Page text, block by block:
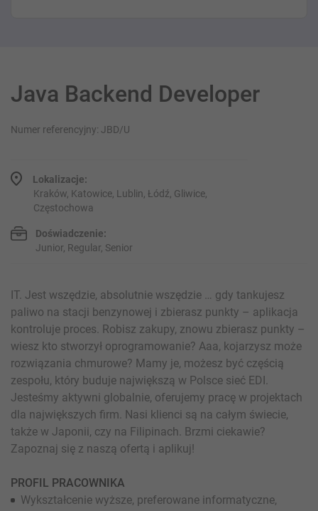
Java Backend Developer
Numer referencyjny: JBD/U
Lokalizacje:
Kraków, Katowice, Lublin, Łódź, Gliwice,
Częstochowa
Doświadczenie:
Junior, Regular, Senior
IT. Jest wszędzie, absolutnie wszędzie … gdy tankujesz
paliwo na stacji benzynowej i zbierasz punkty – aplikacja
kontroluje proces. Robisz zakupy, znowu zbierasz punkty –
wiesz kto stworzył oprogramowanie? Aaa, kojarzysz może
rozwiązania chmurowe? Mamy je, możesz być częścią
zespołu, który buduje największą w Polsce sieć EDI.
Jesteśmy aktywni globalnie, oferujemy pracę w projektach
dla największych firm. Nasi klienci są na całym świecie,
także w Japonii, czy na Filipinach. Brzmi ciekawie?
Zapoznaj się z naszą ofertą i aplikuj!
PROFIL PRACOWNIKA
Wykształcenie wyższe, preferowane informatyczne,